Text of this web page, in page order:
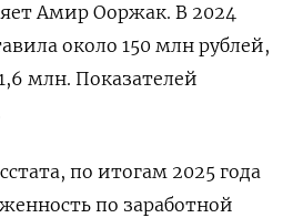
Амир Ооржак. В 2024
около 150 млн рублей,
млн. Показателей
по итогам 2025 года
по заработной